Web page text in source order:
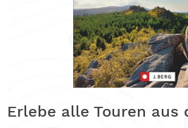
Erlebe alle Touren aus